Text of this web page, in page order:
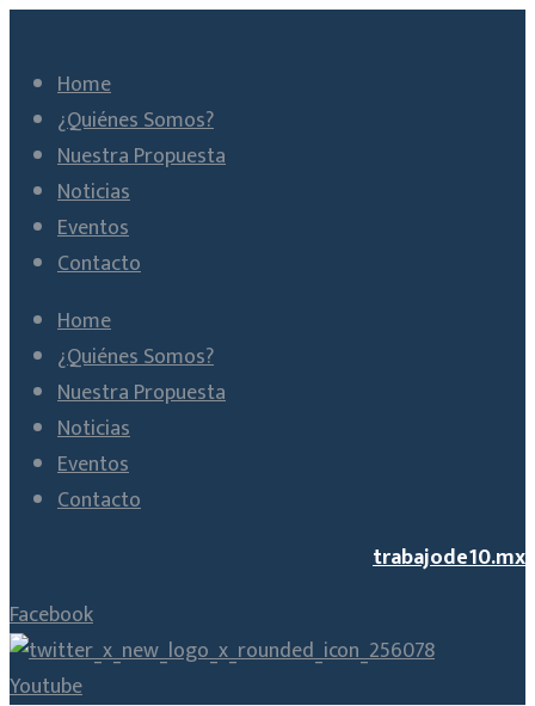
Home
¿Quiénes Somos?
Nuestra Propuesta
Noticias
Eventos
Contacto
Home
¿Quiénes Somos?
Nuestra Propuesta
Noticias
Eventos
Contacto
trabajode10.mx
Facebook
Youtube